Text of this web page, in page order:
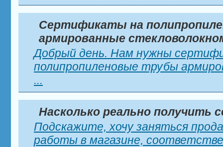
Сертификаты на
армированные
Добрый день. Нам нужны
полипропиленовые трубы
...
Насколько реально получить
Подскажите, хочу заняться
работы в магазине,